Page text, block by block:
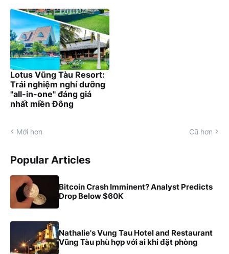
Lotus Vũng Tàu Resort:
Trải nghiệm nghỉ dưỡng
"all-in-one" đáng giá
nhất miền Đông
Mới hơn Cũ hơn
Popular Articles
Bitcoin Crash Imminent? Analyst Predicts
Drop Below $60K
Nathalie's Vung Tau Hotel and Restaurant
Vũng Tàu phù hợp với ai khi đặt phòng